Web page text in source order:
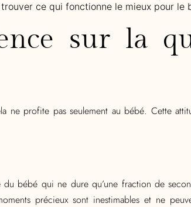
ce qui fonctionne le mieux pour le
sur la
ne profite pas seulement au bébé. Cette
bébé qui ne dure qu’une fraction de
précieux sont inestimables et ne